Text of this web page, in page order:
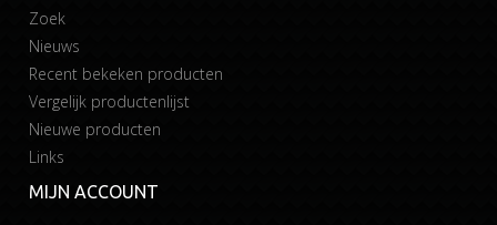
Zoek
Nieuws
Recent bekeken producten
Vergelijk productenlijst
Nieuwe producten
Links
MIJN ACCOUNT